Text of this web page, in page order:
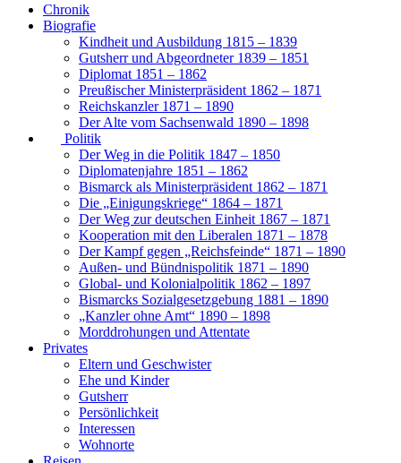
Chronik
Biografie
Kindheit und Ausbildung 1815 – 1839
Gutsherr und Abgeordneter 1839 – 1851
Diplomat 1851 – 1862
Preußischer Ministerpräsident 1862 – 1871
Reichskanzler 1871 – 1890
Der Alte vom Sachsenwald 1890 – 1898
Politik
Der Weg in die Politik 1847 – 1850
Diplomatenjahre 1851 – 1862
Bismarck als Ministerpräsident 1862 – 1871
Die „Einigungskriege“ 1864 – 1871
Der Weg zur deutschen Einheit 1867 – 1871
Kooperation mit den Liberalen 1871 – 1878
Der Kampf gegen „Reichsfeinde“ 1871 – 1890
Außen- und Bündnispolitik 1871 – 1890
Global- und Kolonialpolitik 1862 – 1897
Bismarcks Sozialgesetzgebung 1881 – 1890
„Kanzler ohne Amt“ 1890 – 1898
Morddrohungen und Attentate
Privates
Eltern und Geschwister
Ehe und Kinder
Gutsherr
Persönlichkeit
Interessen
Wohnorte